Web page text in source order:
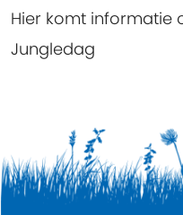
Hier komt informatie
Jungledag